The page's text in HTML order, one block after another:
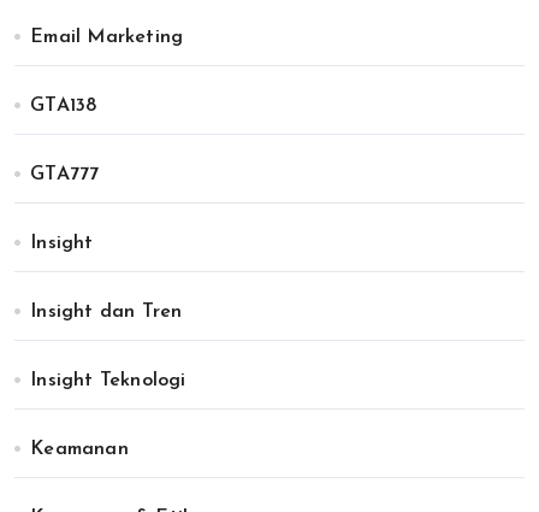
Email Marketing
GTA138
GTA777
Insight
Insight dan Tren
Insight Teknologi
Keamanan